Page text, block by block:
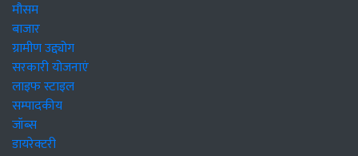
मौसम
बाजार
ग्रामीण उद्द्योग
सरकारी योजनाएं
लाइफ स्टाइल
सम्पादकीय
जॉब्स
डायरेक्टरी